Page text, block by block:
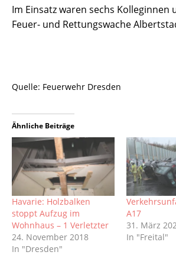
Im Einsatz waren sechs Kolleginnen
Feuer- und Rettungswache
Quelle: Feuerwehr Dresden
Ähnliche Beiträge
Havarie: Holzbalken
stoppt Aufzug im
Wohnhaus – 1 Verletzter
24. November 2018
In "Dresden"
A17
31. März
In "Freital"